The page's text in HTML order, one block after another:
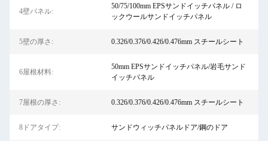
4壁パネル:
50/75/100mm EPSサンドイッチパネル / ロ
ックウールサンドイッチパネル
5壁の厚さ: 0.326/0.376/0.426/0.476mm スチールシート
6屋根材料:
50mm EPSサンドイッチパネル/岩毛サンド
イッチパネル
7屋根の厚さ: 0.326/0.376/0.426/0.476mm スチールシート
8ドアタイプ: サンドウィッチパネルドア/鋼のドア